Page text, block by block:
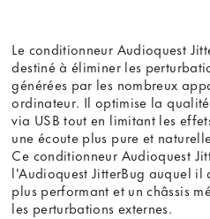
Le conditionneur Audioquest
destiné à éliminer les
générées par les nombreux
ordinateur. Il optimise la
via USB tout en limitant les
une écoute plus pure et
Ce conditionneur Audioquest
l'Audioquest JitterBug auquel
plus performant et un châssis
les perturbations externes.